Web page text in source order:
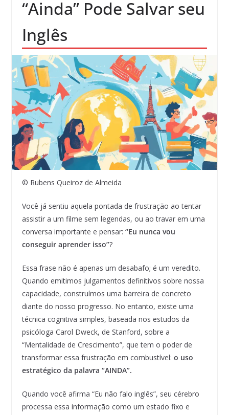
“Ainda” Pode Salvar seu
Inglês
© Rubens Queiroz de Almeida
Você já sentiu aquela pontada de frustração ao tentar
assistir a um filme sem legendas, ou ao travar em uma
conversa importante e pensar: “Eu nunca vou
conseguir aprender isso”?
Essa frase não é apenas um desabafo; é um veredito.
Quando emitimos julgamentos definitivos sobre nossa
capacidade, construímos uma barreira de concreto
diante do nosso progresso. No entanto, existe uma
técnica cognitiva simples, baseada nos estudos da
psicóloga Carol Dweck, de Stanford, sobre a
“Mentalidade de Crescimento”, que tem o poder de
transformar essa frustração em combustível: o uso
estratégico da palavra “AINDA”.
Quando você afirma “Eu não falo inglês”, seu cérebro
processa essa informação como um estado fixo e